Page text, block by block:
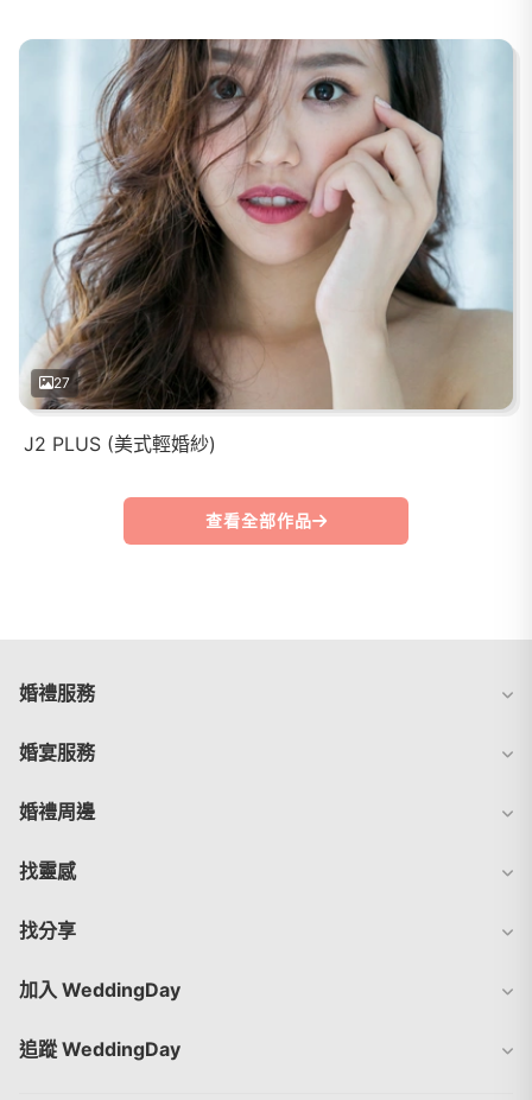
27
J2 PLUS (美式輕婚紗)
查看全部作品
婚禮服務
婚宴服務
婚禮周邊
找靈感
找分享
加入 WeddingDay
追蹤 WeddingDay